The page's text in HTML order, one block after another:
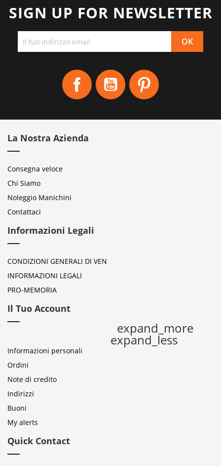
SIGN UP FOR NEWSLETTER
Facebook YouTube
La Nostra Azienda
Consegna veloce
Chi Siamo
Noleggio Manichini
Contattaci
Informazioni Legali
CONDIZIONI GENERALI DI VEN
INFORMAZIONI LEGALI
PRO-MEMORIA
Il Tuo Account
expand_more
expand_less
Informazioni personali
Ordini
Note di credito
Indirizzi
Buoni
My alerts
Quick Contact